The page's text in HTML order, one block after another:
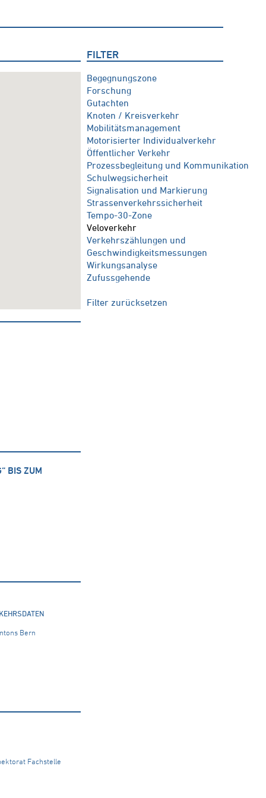
FILTER
BIS ZUM
Bern
Fachstelle
Begegnungszone
Forschung
Gutachten
Knoten / Kreisverkehr
Mobilitätsmanagement
Motorisierter Individualverkehr
Öffentlicher Verkehr
Prozessbegleitung und Kommunikation
Schulwegsicherheit
Signalisation und Markierung
Strassenverkehrssicherheit
Tempo-30-Zone
Veloverkehr
Verkehrszählungen und
Geschwindigkeitsmessungen
Wirkungsanalyse
Zufussgehende
Filter zurücksetzen